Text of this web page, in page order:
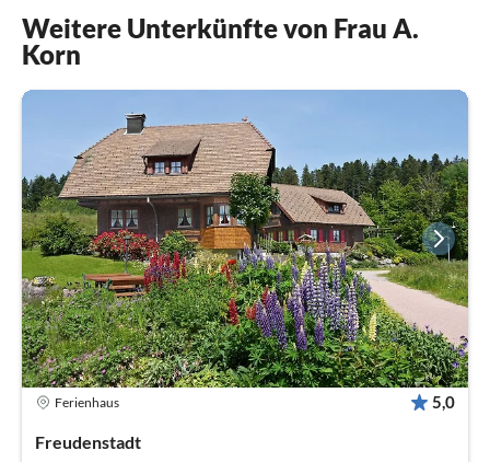
Weitere Unterkünfte von Frau A.
Korn
Ferienhaus 5,0
Freudenstadt